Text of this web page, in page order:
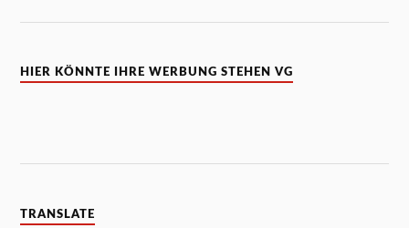
HIER KÖNNTE IHRE WERBUNG STEHEN VG
TRANSLATE